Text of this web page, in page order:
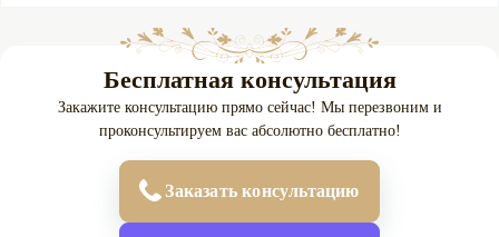
Бесплатная консультация
Закажите консультацию прямо сейчас! Мы перезвоним и
проконсультируем вас абсолютно бесплатно!
Заказать консультацию